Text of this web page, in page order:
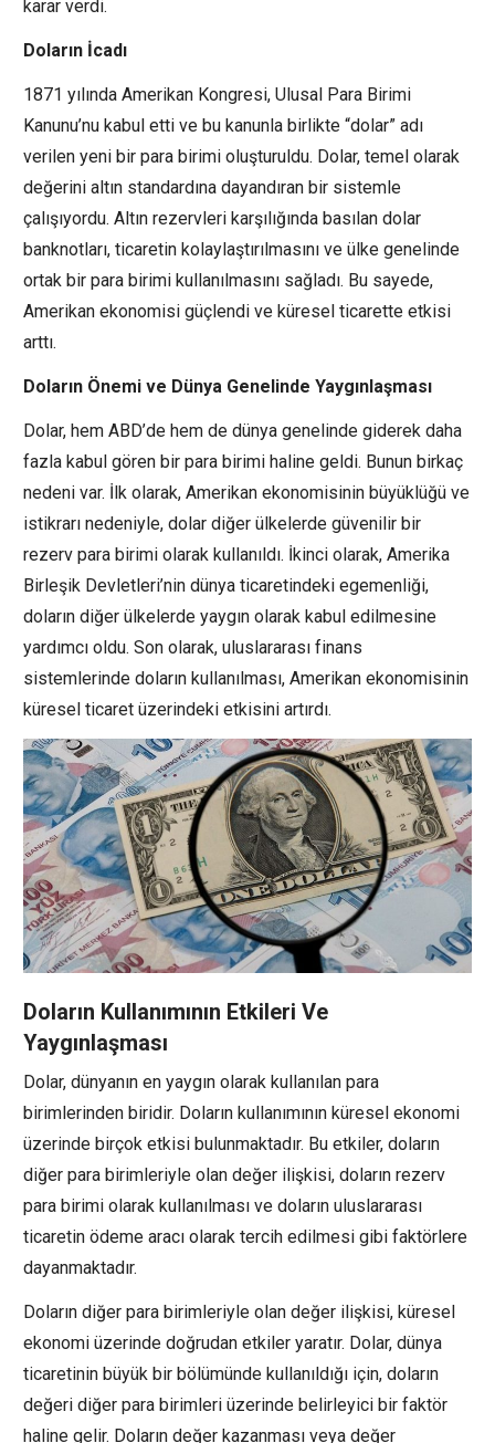
karar verdi.
Doların İcadı
1871 yılında Amerikan Kongresi, Ulusal Para Birimi
Kanunu’nu kabul etti ve bu kanunla birlikte “dolar” adı
verilen yeni bir para birimi oluşturuldu. Dolar, temel olarak
değerini altın standardına dayandıran bir sistemle
çalışıyordu. Altın rezervleri karşılığında basılan dolar
banknotları, ticaretin kolaylaştırılmasını ve ülke genelinde
ortak bir para birimi kullanılmasını sağladı. Bu sayede,
Amerikan ekonomisi güçlendi ve küresel ticarette etkisi
arttı.
Doların Önemi ve Dünya Genelinde Yaygınlaşması
Dolar, hem ABD’de hem de dünya genelinde giderek daha
fazla kabul gören bir para birimi haline geldi. Bunun birkaç
nedeni var. İlk olarak, Amerikan ekonomisinin büyüklüğü ve
istikrarı nedeniyle, dolar diğer ülkelerde güvenilir bir
rezerv para birimi olarak kullanıldı. İkinci olarak, Amerika
Birleşik Devletleri’nin dünya ticaretindeki egemenliği,
doların diğer ülkelerde yaygın olarak kabul edilmesine
yardımcı oldu. Son olarak, uluslararası finans
sistemlerinde doların kullanılması, Amerikan ekonomisinin
küresel ticaret üzerindeki etkisini artırdı.
Doların Kullanımının Etkileri Ve
Yaygınlaşması
Dolar, dünyanın en yaygın olarak kullanılan para
birimlerinden biridir. Doların kullanımının küresel ekonomi
üzerinde birçok etkisi bulunmaktadır. Bu etkiler, doların
diğer para birimleriyle olan değer ilişkisi, doların rezerv
para birimi olarak kullanılması ve doların uluslararası
ticaretin ödeme aracı olarak tercih edilmesi gibi faktörlere
dayanmaktadır.
Doların diğer para birimleriyle olan değer ilişkisi, küresel
ekonomi üzerinde doğrudan etkiler yaratır. Dolar, dünya
ticaretinin büyük bir bölümünde kullanıldığı için, doların
değeri diğer para birimleri üzerinde belirleyici bir faktör
haline gelir. Doların değer kazanması veya değer